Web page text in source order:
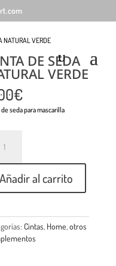
NATURAL VERDE
DE SEDA
VERDE
€
de seda para mascarilla
Añadir al carrito
Cintas, Home,otros